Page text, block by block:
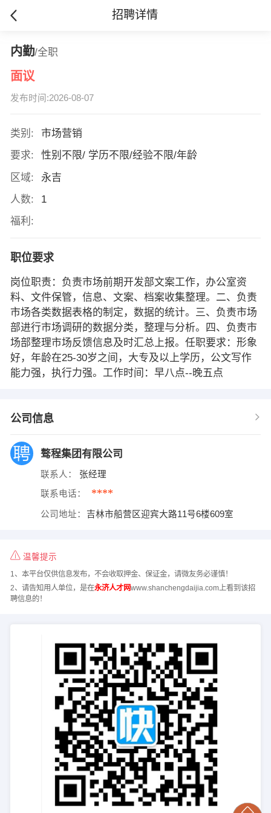
招聘详情
内勤/全职
面议
发布时间:2026-08-07
类别:
市场营销
要求:
性别不限/ 学历不限/经验不限/年龄
区域:
永吉
人数:
1
福利:
职位要求
岗位职责：负责市场前期开发部文案工作，办公室资
料、文件保管，信息、文案、档案收集整理。二、负责
市场各类数据表格的制定，数据的统计。三、负责市场
部进行市场调研的数据分类，整理与分析。四、负责市
场部整理市场反馈信息及时汇总上报。任职要求：形象
好，年龄在25-30岁之间，大专及以上学历，公文写作
能力强，执行力强。工作时间：早八点--晚五点
公司信息
骜程集团有限公司
联系人： 张经理
联系电话： ****
公司地址： 吉林市船营区迎宾大路11号6楼609室
温馨提示
1、本平台仅供信息发布，不会收取押金、保证金，请微友务必谨慎！
2、请告知用人单位，是在永济人才网www.shanchengdaijia.com上看到该招
聘信息的！